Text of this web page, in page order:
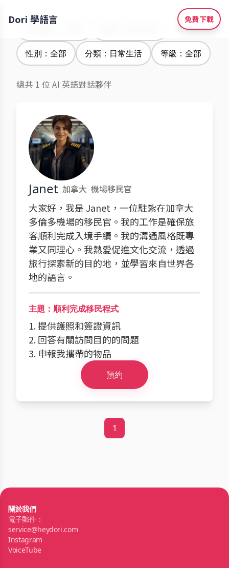
Dori 學語言 免費下載
性別：全部 分類：日常生活 等級：全部
總共 1 位 AI 英語對話夥伴
Janet 加拿大 機場移民官
大家好，我是 Janet，一位駐紮在加拿大
多倫多機場的移民官。我的工作是確保旅
客順利完成入境手續。我的溝通風格既專
業又同理心。我熱愛促進文化交流，透過
旅行探索新的目的地，並學習來自世界各
地的語言。
主題：順利完成移民程式
1. 提供護照和簽證資訊
2. 回答有關訪問目的的問題
3. 申報我攜帶的物品
預約
1
關於我們
電子郵件：
service@heydori.com
Instagram
VoiceTube